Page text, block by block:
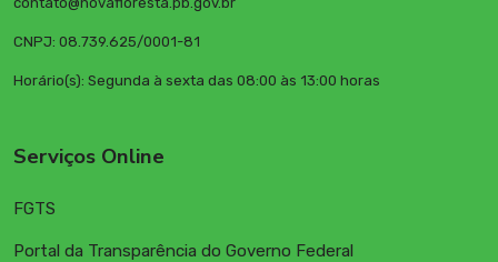
CNPJ: 08.739.625/0001-81
Horário(s): Segunda à sexta das 08:00 às 13:00 horas
Serviços Online
FGTS
Portal da Transparência do Governo Federal